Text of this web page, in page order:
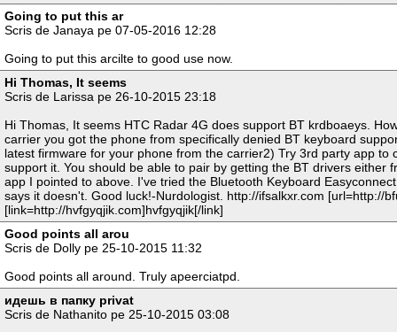
Going to put this ar
Scris de Janaya pe 07-05-2016 12:28
Going to put this arcilte to good use now.
Hi Thomas, It seems
Scris de Larissa pe 26-10-2015 23:18
Hi Thomas, It seems HTC Radar 4G does support BT krdboaeys.
carrier you got the phone from specifically denied BT keyboard
latest firmware for your phone from the carrier2) Try 3rd party app to
support it. You should be able to pair by getting the BT drivers either
app I pointed to above. I've tried the Bluetooth Keyboard
says it doesn't. Good luck!-Nurdologist. http://ifsalkxr.com [url=http://
[link=http://hvfgyqjik.com]hvfgyqjik[/link]
Good points all arou
Scris de Dolly pe 25-10-2015 11:32
Good points all around. Truly apeerciatpd.
идешь в папку privat
Scris de Nathanito pe 25-10-2015 03:08